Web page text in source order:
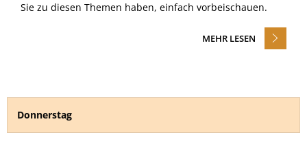
Sie zu diesen Themen haben, einfach vorbeischauen.
MEHR LESEN
Donnerstag